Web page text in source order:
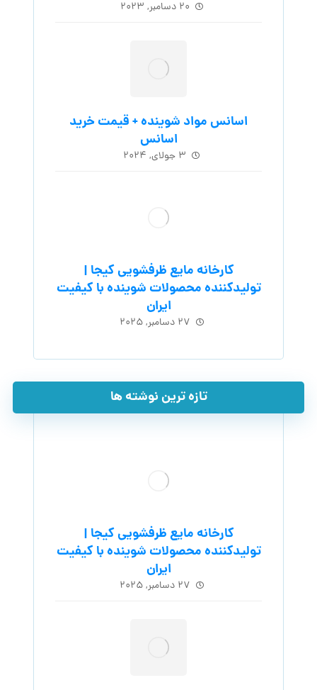
۲۰ دسامبر, ۲۰۲۳
اسانس مواد شوینده + قیمت خرید
اسانس
۳ جولای, ۲۰۲۴
کارخانه مایع ظرفشویی کیجا |
تولیدکننده محصولات شوینده با کیفیت
ایران
۲۷ دسامبر, ۲۰۲۵
تازه ترین نوشته ها
کارخانه مایع ظرفشویی کیجا |
تولیدکننده محصولات شوینده با کیفیت
ایران
۲۷ دسامبر, ۲۰۲۵